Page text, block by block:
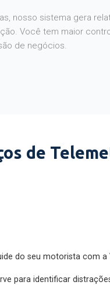
nosso sistema gera
Você tem maior
de negócios.
de
do seu motorista com a
para identificar